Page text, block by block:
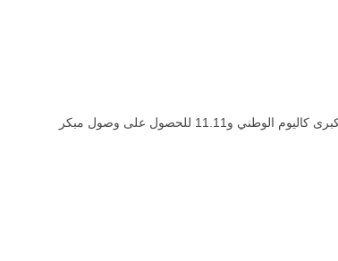
سجّل في برنامج نون قبل مواسم العروض الكبرى كاليوم الوطني و11.11 للحصول على وصول مبكر